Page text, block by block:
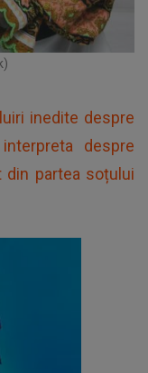
inedite despre
despre
din partea soțului